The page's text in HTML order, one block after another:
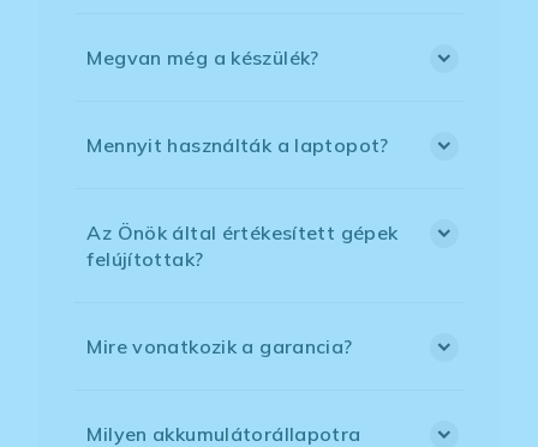
Megvan még a készülék?
Mennyit használták a laptopot?
Az Önök által értékesített gépek
felújítottak?
Mire vonatkozik a garancia?
Milyen akkumulátorállapotra